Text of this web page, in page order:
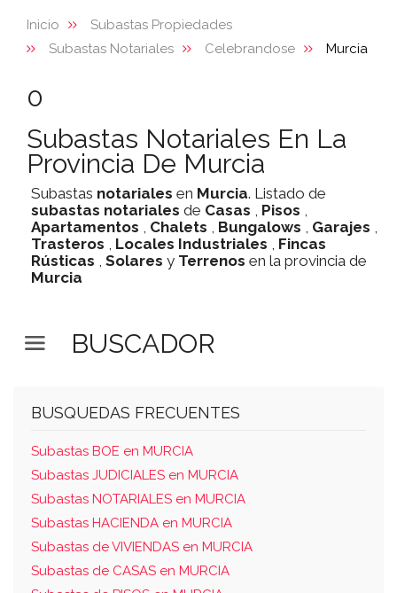
Inicio
Subastas Propiedades
Subastas Notariales
Celebrandose Murcia
0
Subastas Notariales En La
Provincia De Murcia
Subastas notariales en Murcia. Listado de
subastas notariales de Casas , Pisos ,
Apartamentos , Chalets , Bungalows , Garajes ,
Trasteros , Locales Industriales , Fincas
Rústicas , Solares y Terrenos en la provincia de
Murcia
BUSCADOR
BUSQUEDAS FRECUENTES
Subastas BOE en MURCIA
Subastas JUDICIALES en MURCIA
Subastas NOTARIALES en MURCIA
Subastas HACIENDA en MURCIA
Subastas de VIVIENDAS en MURCIA
Subastas de CASAS en MURCIA